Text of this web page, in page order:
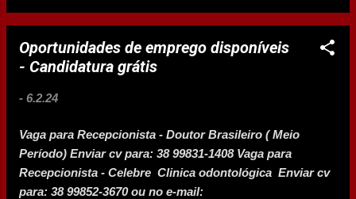
e reabilitação da saúd...
movimento vem de uma onda crescente,
grande público nos eventos. Os blocos
tradicionais se destacam também em
que além de oferecer entretenimento para
uma grande diversidade de público,
criaram suas próprias identidades,
Oportunidades de emprego disponíveis
- Candidatura grátis
- 6.2.24
Vaga para Recepcionista - Doutor Brasileiro ( Meio
Período) Enviar cv para: 38 99831-1408 Vaga para
Recepcionista - Celebre Clinica odontológica Enviar cv
para: 38 99852-3670 ou no e-mail: